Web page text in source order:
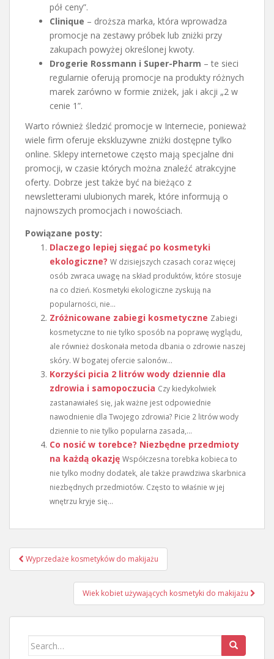
pół ceny”.
Clinique – droższa marka, która wprowadza
promocje na zestawy próbek lub zniżki przy
zakupach powyżej określonej kwoty.
Drogerie Rossmann i Super-Pharm – te sieci
regularnie oferują promocje na produkty różnych
marek zarówno w formie zniżek, jak i akcji „2 w
cenie 1”.
Warto również śledzić promocje w Internecie, ponieważ
wiele firm oferuje ekskluzywne zniżki dostępne tylko
online. Sklepy internetowe często mają specjalne dni
promocji, w czasie których można znaleźć atrakcyjne
oferty. Dobrze jest także być na bieżąco z
newsletterami ulubionych marek, które informują o
najnowszych promocjach i nowościach.
Powiązane posty:
Dlaczego lepiej sięgać po kosmetyki
ekologiczne? W dzisiejszych czasach coraz więcej
osób zwraca uwagę na skład produktów, które stosuje
na co dzień. Kosmetyki ekologiczne zyskują na
popularności, nie...
Zróżnicowane zabiegi kosmetyczne Zabiegi
kosmetyczne to nie tylko sposób na poprawę wyglądu,
ale również doskonała metoda dbania o zdrowie naszej
skóry. W bogatej ofercie salonów...
Korzyści picia 2 litrów wody dziennie dla
zdrowia i samopoczucia Czy kiedykolwiek
zastanawiałeś się, jak ważne jest odpowiednie
nawodnienie dla Twojego zdrowia? Picie 2 litrów wody
dziennie to nie tylko popularna zasada,...
Co nosić w torebce? Niezbędne przedmioty
na każdą okazję Współczesna torebka kobieca to
nie tylko modny dodatek, ale także prawdziwa skarbnica
niezbędnych przedmiotów. Często to właśnie w jej
wnętrzu kryje się...
Nawigacja
wpisu
Wyprzedaże kosmetyków do makijażu
Wiek kobiet używających kosmetyki do makijażu
Search